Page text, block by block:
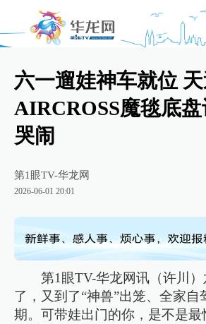
六一遛娃神车就位
AIRCROSS魔毯底
哭闹
第1眼TV-华龙网
2026-06-01 20:01
第1眼TV-华龙网讯（许川）
了，又到了“神兽”出笼、全家自
期。可带娃出门的你，是不是最